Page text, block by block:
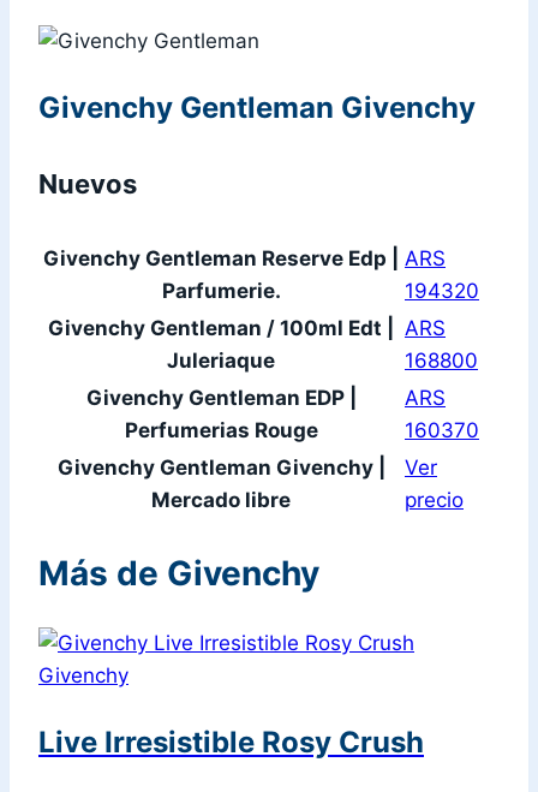
Givenchy Gentleman Givenchy
Nuevos
Givenchy Gentleman Reserve Edp |
Parfumerie.
ARS
194320
Givenchy Gentleman / 100ml Edt |
Juleriaque
ARS
168800
Givenchy Gentleman EDP |
Perfumerias Rouge
ARS
160370
Givenchy Gentleman Givenchy |
Mercado libre
Ver
precio
Más de Givenchy
Givenchy
Live Irresistible Rosy Crush